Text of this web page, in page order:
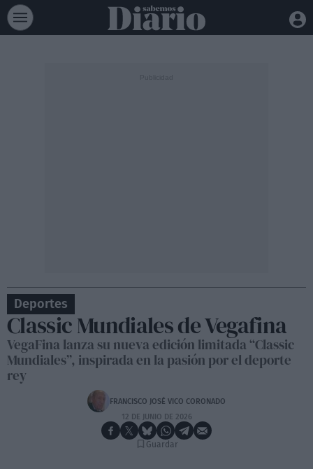
Deportes
Classic Mundiales de Vegafina
VegaFina lanza su nueva edición limitada “Classic
Mundiales”, inspirada en la pasión por el deporte
rey
FRANCISCO JOSÉ VICO CORONADO
12 DE JUNIO DE 2026
Guardar